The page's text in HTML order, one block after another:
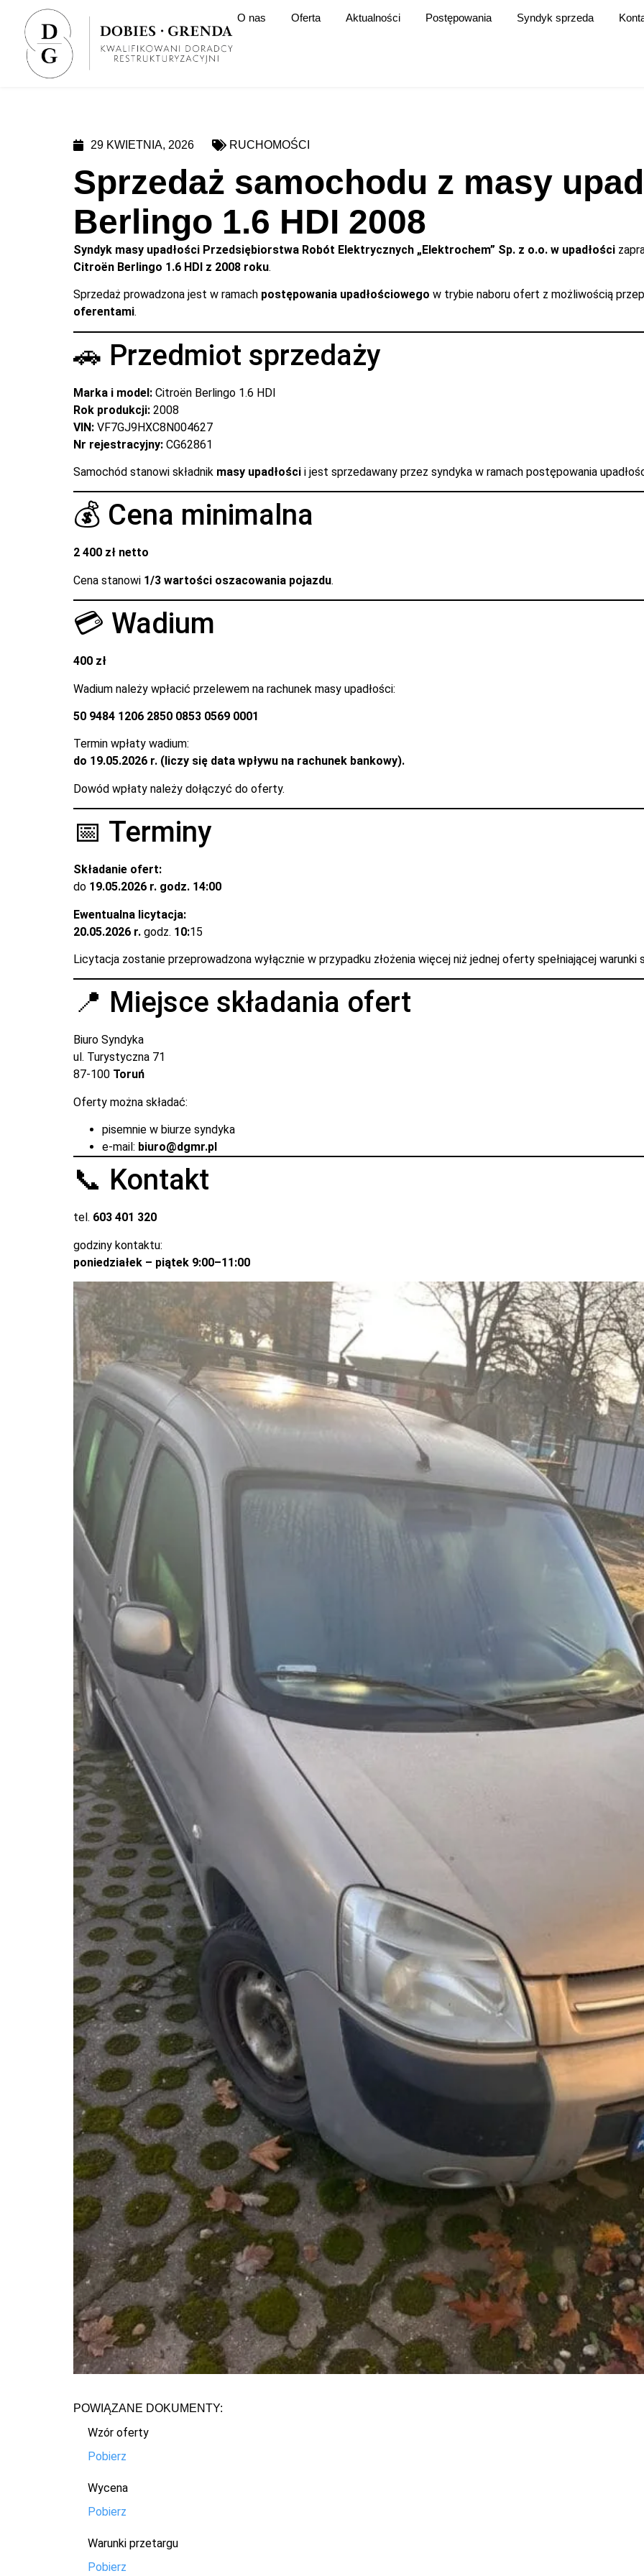
O nas Oferta Aktualności Postępowania Syndyk sprzeda
29 KWIETNIA, 2026 RUCHOMOŚCI
Sprzedaż samochodu z masy
Berlingo 1.6 HDI 2008
Syndyk masy upadłości Przedsiębiorstwa Robót Elektrycznych „Elektrochem” Sp. z o.o. w upadłości
Citroën Berlingo 1.6 HDI z 2008 roku.
Sprzedaż prowadzona jest w ramach postępowania upadłościowego w trybie naboru ofert z możliwością
oferentami.
🚗 Przedmiot sprzedaży
Marka i model: Citroën Berlingo 1.6 HDI
Rok produkcji: 2008
VIN: VF7GJ9HXC8N004627
Nr rejestracyjny: CG62861
Samochód stanowi składnik masy upadłości i jest sprzedawany przez syndyka w ramach postępowania
💰 Cena minimalna
2 400 zł netto
Cena stanowi 1/3 wartości oszacowania pojazdu.
💳 Wadium
400 zł
Wadium należy wpłacić przelewem na rachunek masy upadłości:
50 9484 1206 2850 0853 0569 0001
Termin wpłaty wadium:
do 19.05.2026 r. (liczy się data wpływu na rachunek bankowy).
Dowód wpłaty należy dołączyć do oferty.
📅 Terminy
Składanie ofert:
do 19.05.2026 r. godz. 14:00
Ewentualna licytacja:
20.05.2026 r. godz. 10:15
Licytacja zostanie przeprowadzona wyłącznie w przypadku złożenia więcej niż jednej oferty spełniającej warunki
📍 Miejsce składania ofert
Biuro Syndyka
ul. Turystyczna 71
87-100 Toruń
Oferty można składać:
pisemnie w biurze syndyka
e-mail: biuro@dgmr.pl
📞 Kontakt
tel. 603 401 320
godziny kontaktu:
poniedziałek – piątek 9:00–11:00
POWIĄZANE DOKUMENTY:
Wzór oferty
Pobierz
Wycena
Pobierz
Warunki przetargu
Pobierz